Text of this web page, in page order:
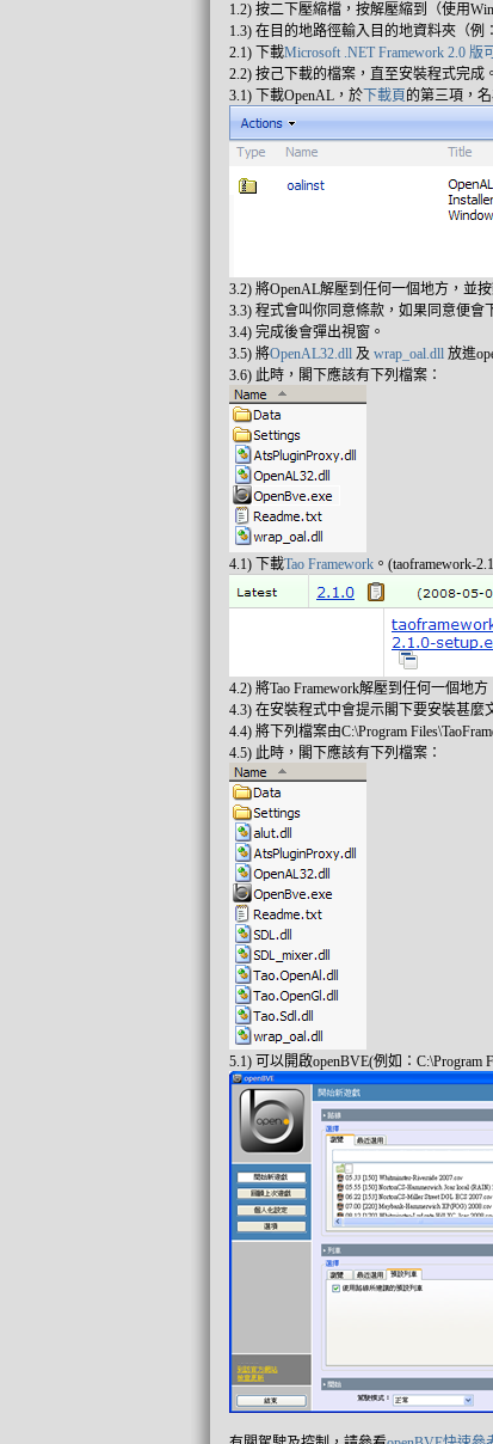
1.2) 按二下壓縮檔，按解壓縮到（使用
1.3) 在目的地路徑輸入目的地資料夾（例
2.1) 下載Microsoft .NET Framework 2.0 版
2.2) 按己下載的檔案，直至安裝程式完成。
3.1) 下載OpenAL，於 下載頁 的第三項，
3.2) 將OpenAL解壓到任何一個地方，並按
3.3) 程式會叫你同意條款，如果同意便會
3.4) 完成後會彈出視窗。
3.5) 將OpenAL32.dll 及 wrap_oal.dll 放進
3.6) 此時，閣下應該有下列檔案：
4.1) 下載Tao Framework 。(taoframework-
4.2) 將Tao Framework解壓到任何一個地方
4.3) 在安裝程式中會提示閣下要安裝甚麼
4.4) 將下列檔案由C:\Program
4.5) 此時，閣下應該有下列檔案：
5.1) 可以開啟openBVE(例如：C:\Program